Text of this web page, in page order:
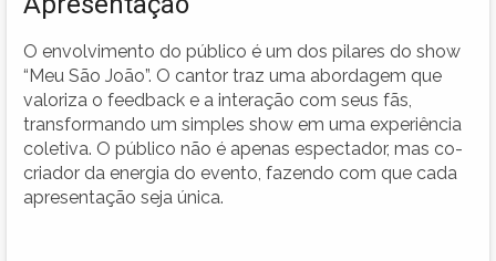
O envolvimento do público é um dos pilares do show
“Meu São João”. O cantor traz uma abordagem que
valoriza o feedback e a interação com seus fãs,
transformando um simples show em uma experiência
coletiva. O público não é apenas espectador, mas co-
criador da energia do evento, fazendo com que cada
apresentação seja única.